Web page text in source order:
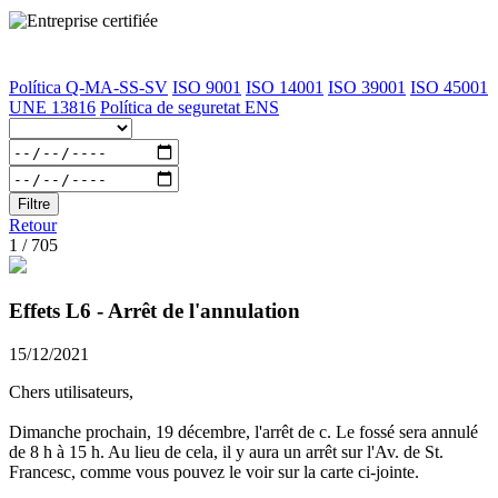
Política Q-MA-SS-SV ISO 9001 ISO 14001 ISO 39001 ISO 45001
UNE 13816 Política de seguretat ENS
Filtre
Retour
1 / 705
Effets L6 - Arrêt de l'annulation
15/12/2021
Chers utilisateurs,
Dimanche prochain, 19 décembre, l'arrêt de c. Le fossé sera annulé
de 8 h à 15 h. Au lieu de cela, il y aura un arrêt sur l'Av. de St.
Francesc, comme vous pouvez le voir sur la carte ci-jointe.